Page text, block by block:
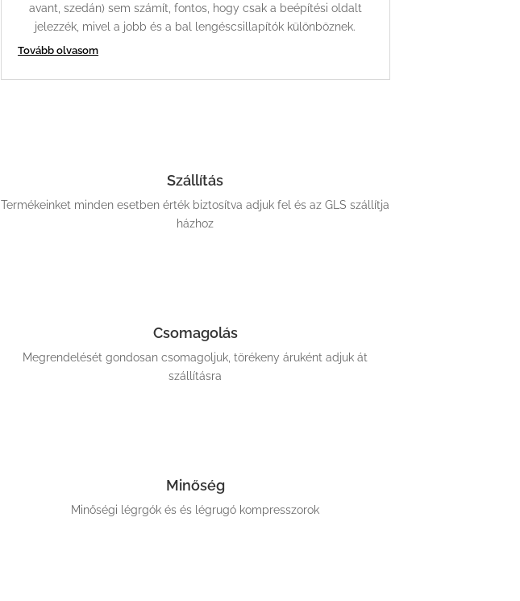
avant, szedán) sem számít, fontos, hogy csak a beépítési oldalt
jelezzék, mivel a jobb és a bal lengéscsillapítók különböznek.
Tovább olvasom
Szállítás
Termékeinket minden esetben érték biztosítva adjuk fel és az GLS szállítja
házhoz
Csomagolás
Megrendelését gondosan csomagoljuk, törékeny áruként adjuk át
szállításra
Minőség
Minőségi légrgók és és légrugó kompresszorok